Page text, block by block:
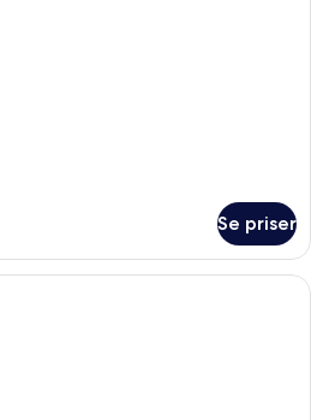
Se priser
En hall med trägolv, en grå, lurvig